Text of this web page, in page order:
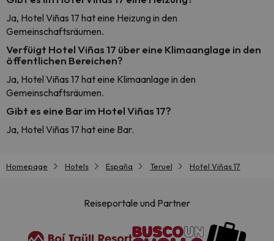
Ja, Hotel Viñas 17 hat eine Heizung in den
Gemeinschaftsräumen.
Verfüigt Hotel Viñas 17 über eine Klimaanglage in den
öffentlichen Bereichen?
Ja, Hotel Viñas 17 hat eine Klimaanlage in den
Gemeinschaftsräumen.
Gibt es eine Bar im Hotel Viñas 17?
Ja, Hotel Viñas 17 hat eine Bar.
Homepage Hotels España Teruel Hotel Viñas 17
Reiseportale und Partner